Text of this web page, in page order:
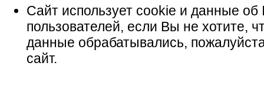
Сайт использует cookie и данные об
пользователей, если Вы не хотите,
данные обрабатывались,
сайт.